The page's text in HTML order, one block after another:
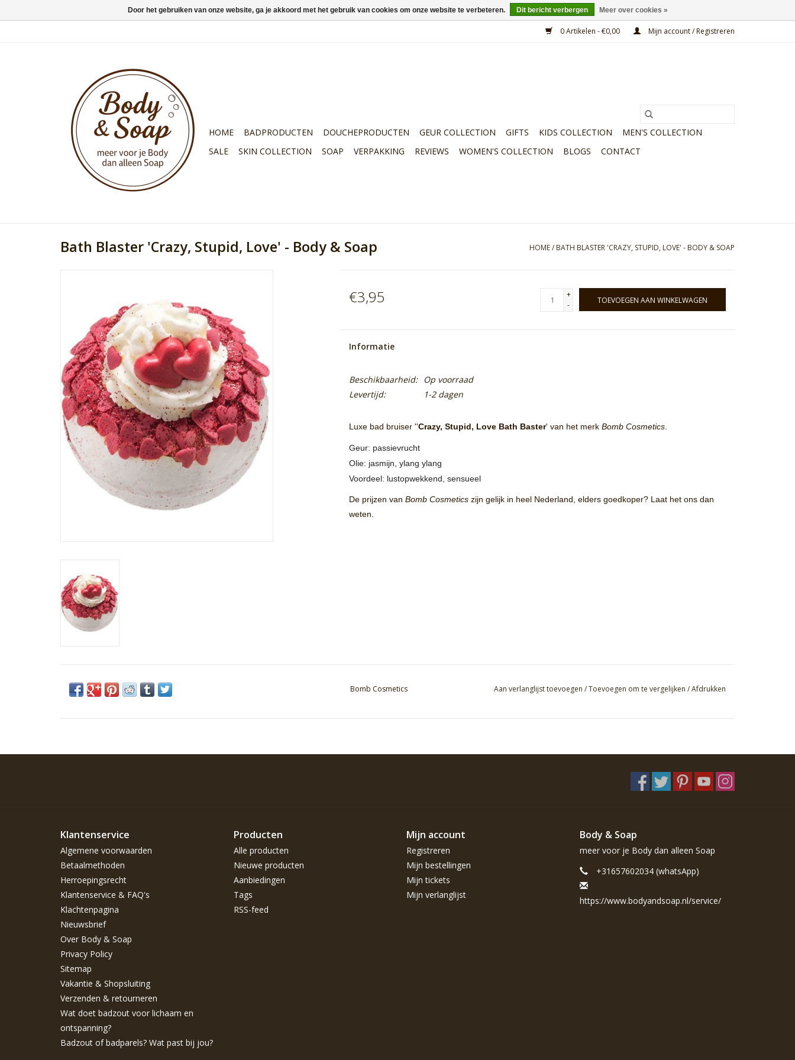
0 Artikelen - €0,00 Mijn account / Registreren
HOME BADPRODUCTEN DOUCHEPRODUCTEN GEUR COLLECTION GIFTS KIDS COLLECTION
MEN'S COLLECTION
SALE
SKIN COLLECTION SOAP VERPAKKING REVIEWS WOMEN'S COLLECTION BLOGS CONTACT
Bath Blaster 'Crazy, Stupid, Love' - Body & Soap HOME/ BATH BLASTER 'CRAZY, STUPID, LOVE' - BODY & SOAP
€3,95
+
-
TOEVOEGEN AAN WINKELWAGEN
Informatie
Beschikbaarheid:
Op voorraad
Levertijd:
1-2 dagen
Luxe bad bruiser ''Crazy, Stupid, Love Bath Baster' van het merk Bomb Cosmetics.
Geur: passievrucht
Olie: jasmijn, ylang ylang
Voordeel: lustopwekkend, sensueel
De prijzen van Bomb Cosmeticszijn gelijk in heel Nederland, elders goedkoper? Laat het ons dan
weten.
Bomb Cosmetics Aan verlanglijst toevoegen /Toevoegen om te vergelijken /Afdrukken
Klantenservice
Algemene voorwaarden
Betaalmethoden
Herroepingsrecht
Klantenservice & FAQ's
Klachtenpagina
Nieuwsbrief
Over Body & Soap
Privacy Policy
Sitemap
Vakantie & Shopsluiting
Verzenden & retourneren
Wat doet badzout voor lichaam en
ontspanning?
Badzout of badparels? Wat past bij jou?
Producten
Alle producten
Nieuwe producten
Aanbiedingen
Tags
RSS-feed
Mijn account
Registreren
Mijn bestellingen
Mijn tickets
Mijn verlanglijst
Body & Soap
meer voor je Body dan alleen Soap
+31657602034 (whatsApp)
https://www.bodyandsoap.nl/service/
Door het gebruiken van onze website, ga je akkoord met het gebruik van cookies om onze website te verbeteren. Dit bericht verbergen Meer over cookies »